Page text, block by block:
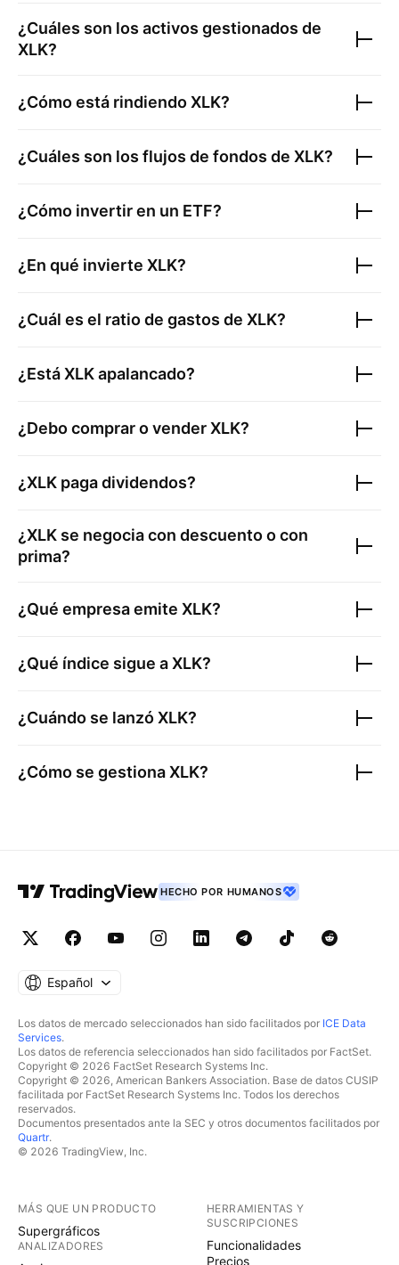
¿Cuáles son los activos gestionados de
XLK?
¿Cómo está rindiendoXLK?
¿Cuáles son los flujos de fondos de XLK?
¿Cómo invertir en un ETF?
¿En qué invierte XLK?
¿Cuál es el ratio de gastos de XLK?
¿EstáXLKapalancado?
¿Debo comprar o venderXLK?
¿XLK paga dividendos?
¿XLK se negocia con descuento o con
prima?
¿Qué empresa emite XLK?
¿Qué índice sigue aXLK?
¿Cuándo se lanzóXLK?
¿Cómo se gestionaXLK?
HECHO POR HUMANOS
Español
Los datos de mercado seleccionados han sido facilitados por ICE Data
Services.
Los datos de referencia seleccionados han sido facilitados por FactSet.
Copyright © 2026 FactSet Research Systems Inc.
Copyright © 2026, American Bankers Association. Base de datos CUSIP
facilitada por FactSet Research Systems Inc. Todos los derechos
reservados.
Documentos presentados ante la SEC y otros documentos facilitados por
Quartr.
© 2026 TradingView, Inc.
MÁS QUE UN PRODUCTO
Supergráficos
ANALIZADORES
HERRAMIENTAS Y
SUSCRIPCIONES
Funcionalidades
Precios